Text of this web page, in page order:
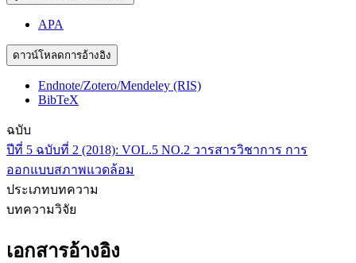
APA
ดาวน์โหลดการอ้างอิง
Endnote/Zotero/Mendeley (RIS)
BibTeX
ฉบับ
ปีที่ 5 ฉบับที่ 2 (2018): VOL.5 NO.2 วารสารวิชาการ การ
ออกแบบสภาพแวดล้อม
ประเภทบทความ
บทความวิจัย
เอกสารอ้างอิง